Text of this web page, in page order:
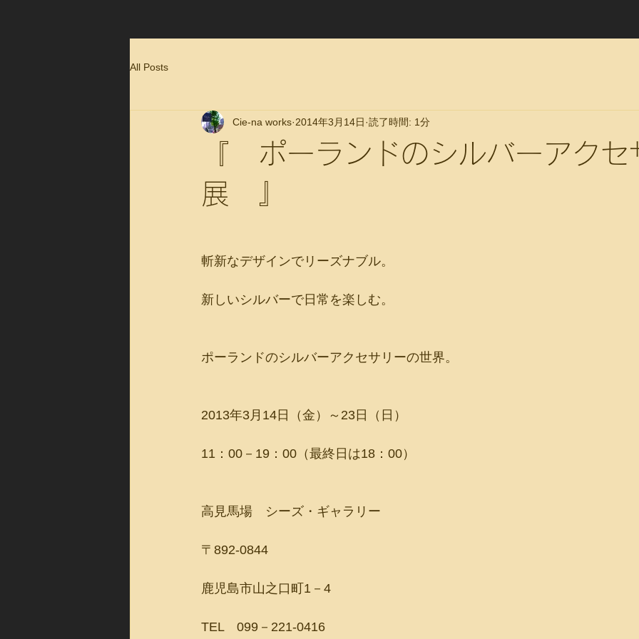
All Posts
『 ポーランドのシルバーアクセ
展 』
Cie-na works 2014年3月14日 読了時間: 1分
斬新なデザインでリーズナブル。
新しいシルバーで日常を楽しむ。
ポーランドのシルバーアクセサリーの世界。
2013年3月14日（金）～23日（日）
11：00－19：00（最終日は18：00）
高見馬場　シーズ・ギャラリー
〒892-0844
鹿児島市山之口町1－4
TEL　099－221-0416